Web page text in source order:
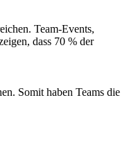
Team-Events,
dass 70 % der
Somit haben Teams die